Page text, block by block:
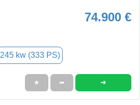
74.900 €
245 kw (333 PS)
★ ➦ ➜